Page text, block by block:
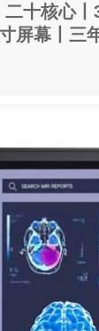
十核心
屏幕丨三